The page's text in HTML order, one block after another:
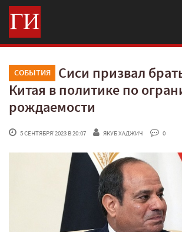
СОБЫТИЯ
Сиси призвал
Китая в политике по
рождаемости
5 СЕНТЯБРЯ'2023 В 20:07 ЯКУБ ХАДЖИЧ 0